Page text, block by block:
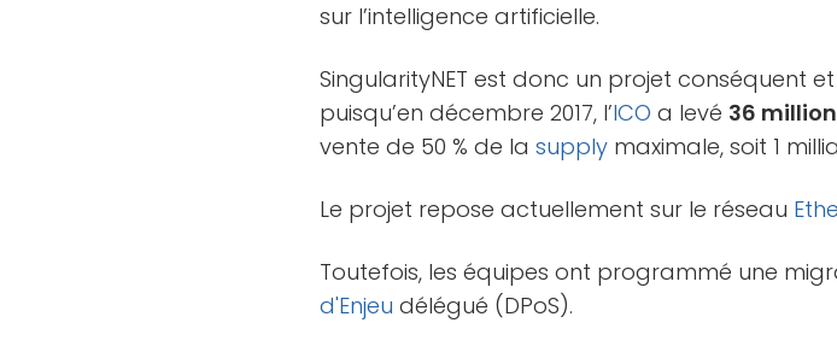
sur l’intelligence artificielle.
SingularityNET est donc un projet conséquent
puisqu’en décembre 2017, l’ICO a levé 36
vente de 50 % de lasupply maximale, soit 1
Le projet repose actuellement sur le réseau
Toutefois, les équipes ont programmé une
d'Enjeu délégué (DPoS).